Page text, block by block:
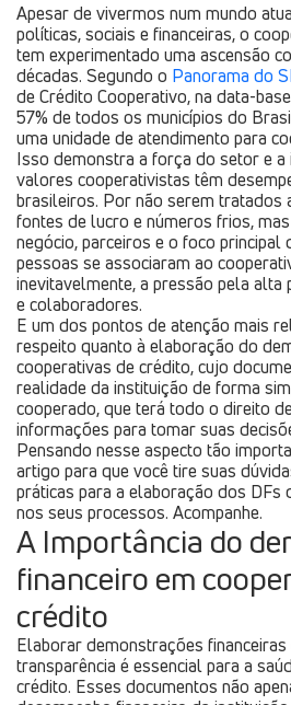
Apesar de vivermos num mundo
políticas, sociais e financeiras, o
tem experimentado uma ascensão
décadas. Segundo o Panorama do
de Crédito Cooperativo, na data-
57% de todos os municípios do
uma unidade de atendimento para
Isso demonstra a força do setor e a
valores cooperativistas têm
brasileiros. Por não serem tratados
fontes de lucro e números frios,
negócio, parceiros e o foco principal
pessoas se associaram ao
inevitavelmente, a pressão pela alta
e colaboradores.
E um dos pontos de atenção mais
respeito quanto à elaboração do
cooperativas de crédito, cujo
realidade da instituição de forma
cooperado, que terá todo o direito
informações para tomar suas
Pensando nesse aspecto tão
artigo para que você tire suas
práticas para a elaboração dos DFs
nos seus processos. Acompanhe.
A Importância do
financeiro em
crédito
Elaborar demonstrações
transparência é essencial para a
crédito. Esses documentos não